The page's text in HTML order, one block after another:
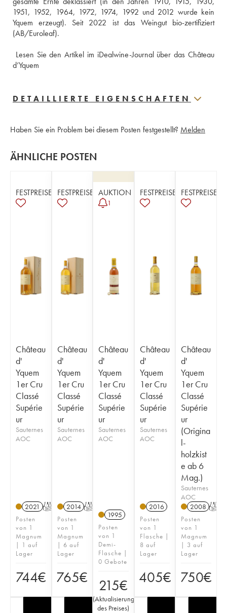
1951, 1952, 1964, 1972, 1974, 1992 und 2012 wurde kein
Yquem erzeugt). Seit 2022 ist das Weingut bio-zertifiziert
(AB/Euroleaf).
Lesen Sie den Artikel im iDealwine-Journal über das Château
d’Yquem
DETAILLIERTE EIGENSCHAFTEN
Haben Sie ein Problem bei diesem Posten festgestellt? Melden
ÄHNLICHE POSTEN
FESTPREISE
Château
d'
Yquem
1er Cru
Classé
Supérie
ur
Sauternes
AOC
2021 T
Posten
von 1
Magnum
| 1 auf
Lager
744€
FESTPREISE
Château
d'
Yquem
1er Cru
Classé
Supérie
ur
Sauternes
AOC
2014 T
Posten
von 1
Magnum
| 6 auf
Lager
765€
AUKTION
1
Château
d'
Yquem
1er Cru
Classé
Supérie
ur
Sauternes
AOC
1995
Posten
von 1
Demi-
Flasche |
0 Gebote
215€
(Aktualisierung
des Preises)
FESTPREISE
Château
d'
Yquem
1er Cru
Classé
Supérie
ur
Sauternes
AOC
2016
Posten
von 1
Flasche |
8 auf
Lager
405€
FESTPREISE
Château
d'
Yquem
1er Cru
Classé
Supérie
ur
(Origina
l-
holzkist
e ab 6
Mag.)
Sauternes
AOC
2008 T
Posten
von 1
Magnum
| 3 auf
Lager
750€